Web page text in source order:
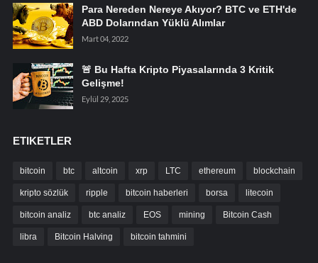
Para Nereden Nereye Akıyor? BTC ve ETH'de
ABD Dolarından Yüklü Alımlar
Mart 04, 2022
🚨 Bu Hafta Kripto Piyasalarında 3 Kritik
Gelişme!
Eylül 29, 2025
ETIKETLER
bitcoin btc altcoin xrp LTC ethereum blockchain
kripto sözlük ripple bitcoin haberleri borsa litecoin
bitcoin analiz btc analiz EOS mining Bitcoin Cash
libra Bitcoin Halving bitcoin tahmini